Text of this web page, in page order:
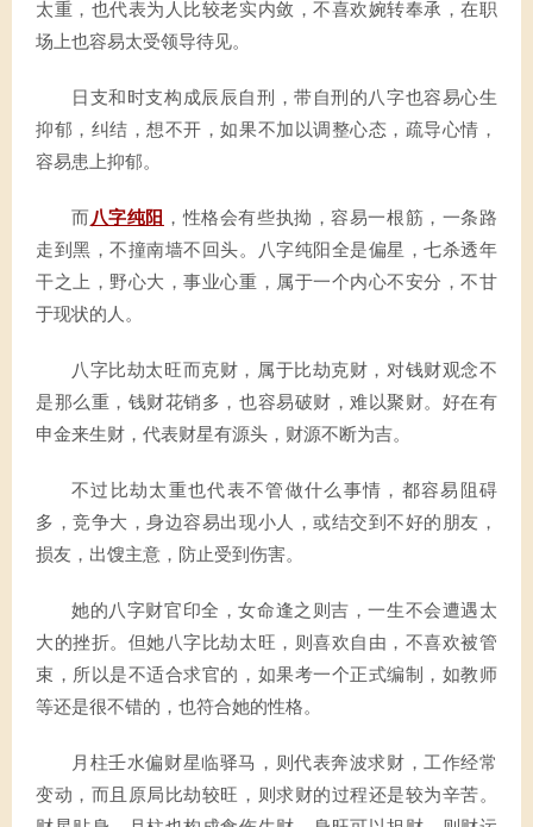
太重，也代表为人比较老实内敛，不喜欢婉转奉承，在职
场上也容易太受领导待见。
日支和时支构成辰辰自刑，带自刑的八字也容易心生
抑郁，纠结，想不开，如果不加以调整心态，疏导心情，
容易患上抑郁。
而 八字纯阳 ，性格会有些执拗，容易一根筋，一条路
走到黑，不撞南墙不回头。八字纯阳全是偏星，七杀透年
干之上，野心大，事业心重，属于一个内心不安分，不甘
于现状的人。
八字比劫太旺而克财，属于比劫克财，对钱财观念不
是那么重，钱财花销多，也容易破财，难以聚财。好在有
申金来生财，代表财星有源头，财源不断为吉。
不过比劫太重也代表不管做什么事情，都容易阻碍
多，竞争大，身边容易出现小人，或结交到不好的朋友，
损友，出馊主意，防止受到伤害。
她的八字财官印全，女命逢之则吉，一生不会遭遇太
大的挫折。但她八字比劫太旺，则喜欢自由，不喜欢被管
束，所以是不适合求官的，如果考一个正式编制，如教师
等还是很不错的，也符合她的性格。
月柱壬水偏财星临驿马，则代表奔波求财，工作经常
变动，而且原局比劫较旺，则求财的过程还是较为辛苦。